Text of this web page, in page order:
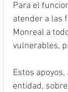
Para el
atender a las
Monreal a
vulnerables,
Estos
entidad,